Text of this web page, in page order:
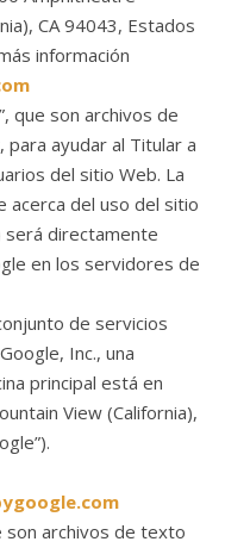
CA 94043, Estados
información
que son archivos de
ayudar al Titular a
del sitio Web. La
acerca del uso del sitio
será directamente
en los servidores de
de servicios
Inc., una
principal está en
View (California),
son archivos de texto